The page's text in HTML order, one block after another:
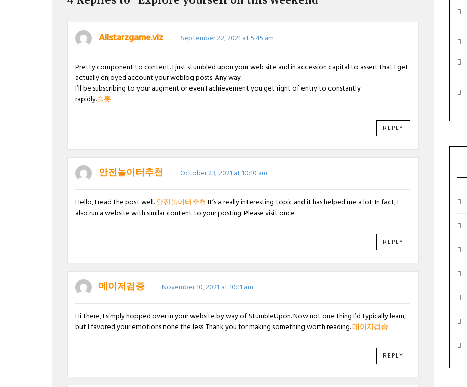
Allstarzgame.viz September 22, 2021 at 5:45 am
Pretty component to content. I just stumbled upon your web site and in accession capital to assert that I get
actually enjoyed account your weblog posts. Any way
I’ll be subscribing to your augment or even I achievement you get right of entry to constantly
rapidly.슬롯
REPLY
안전놀이터추천 October 23, 2021 at 10:10 am
Hello, I read the post well.안전놀이터추천It’s a really interesting topic and it has helped me a lot. In fact, I
also run a website with similar content to your posting. Please visit once
REPLY
메이저검증 November 10, 2021 at 10:11 am
Hi there, I simply hopped over in your website by way of StumbleUpon. Now not one thing I’d typically learn,
but I favored your emotions none the less. Thank you for making something worth reading.메이저검증
REPLY